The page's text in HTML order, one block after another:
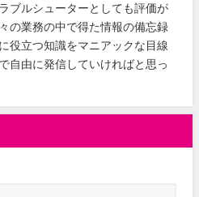
ブルシューターとしても評価が
の業務の中で得た情報の備忘録
役立つ知識をマニアックな目線
自由に発信していければと思っ